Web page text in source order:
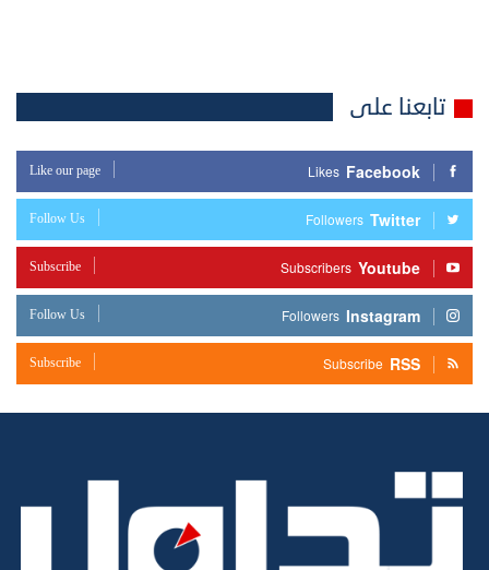
تابعنا على
Facebook
Likes
Like our page
Twitter
Followers
Follow Us
Youtube
Subscribers
Subscribe
Instagram
Followers
Follow Us
RSS
Subscribe
Subscribe